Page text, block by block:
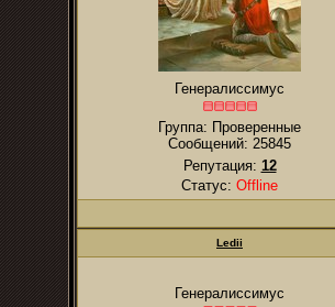
Генералиссимус
Группа: Проверенные
Сообщений: 25845
Репутация: 12
Статус: Offline
Ledii
Генералиссимус